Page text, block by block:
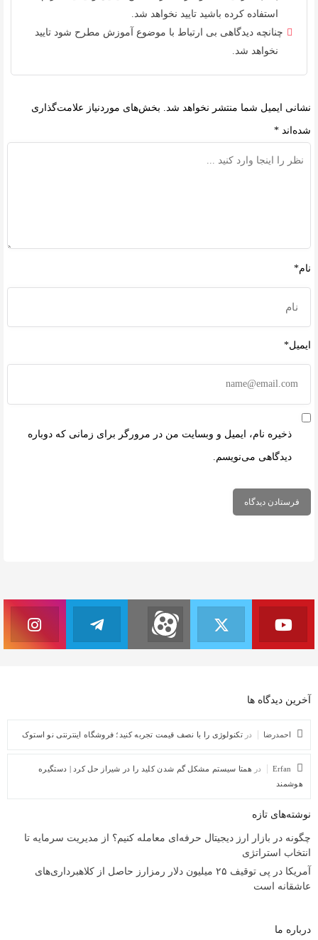
استفاده کرده باشید تایید نخواهد شد.
چنانچه دیدگاهی بی ارتباط با موضوع آموزش مطرح شود تایید
نخواهد شد.
نشانی ایمیل شما منتشر نخواهد شد. بخش‌های موردنیاز علامت‌گذاری
شده‌اند *
نام*
ایمیل*
ذخیره نام، ایمیل و وبسایت من در مرورگر برای زمانی که دوباره
دیدگاهی می‌نویسم.
آخرین دیدگاه ها
احمدرضا در تکنولوژی را با نصف قیمت تجربه کنید؛ فروشگاه اینترنتی نو استوک
Erfan در همتا سیستم مشکل گم شدن کلید را در شیراز حل کرد | دستگیره
هوشمند
نوشته‌های تازه
چگونه در بازار ارز دیجیتال حرفه‌ای معامله کنیم؟ از مدیریت سرمایه تا
انتخاب استراتژی
آمریکا در پی توقیف ۲۵ میلیون دلار رمزارز حاصل از کلاهبرداری‌های
عاشقانه است
درباره ما